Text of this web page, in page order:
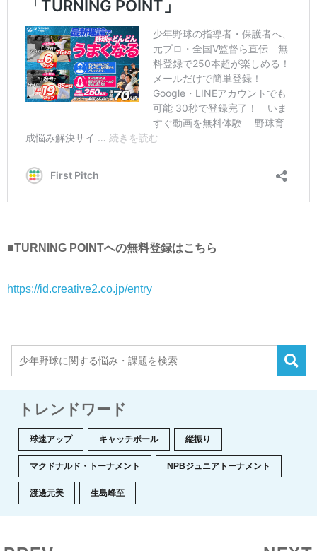
■TURNING POINTへの無料登録はこちら
https://id.creative2.co.jp/entry
トレンドワード
球速アップ キャッチボール 縦振り
マクドナルド・トーナメント NPBジュニアトーナメント
渡邊元美 生島峰至